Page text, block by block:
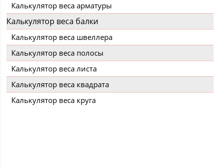
Калькулятор веса арматуры
Калькулятор веса балки
Калькулятор веса швеллера
Калькулятор веса полосы
Калькулятор веса листа
Калькулятор веса квадрата
Калькулятор веса круга